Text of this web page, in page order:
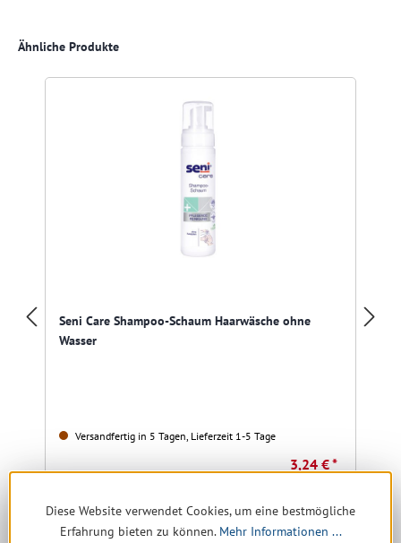
Produktgalerie überspringen
Ähnliche Produkte
Seni Care Shampoo-Schaum Haarwäsche ohne
Wasser
Versandfertig in 5 Tagen, Lieferzeit 1-5 Tage
3,24 € *
16,20 € * / 1 Liter
Diese Website verwendet Cookies, um eine bestmögliche
Erfahrung bieten zu können. Mehr Informationen ...